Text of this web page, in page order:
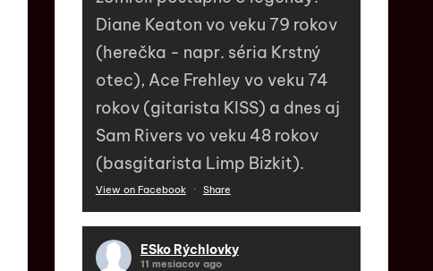
Diane Keaton vo veku 79 rokov
(herečka - napr. séria Krstný
otec), Ace Frehley vo veku 74
rokov (gitarista KISS) a dnes aj
Sam Rivers vo veku 48 rokov
(basgitarista Limp Bizkit).
View on Facebook · Share
ESko Rýchlovky
11 mesiacov ago